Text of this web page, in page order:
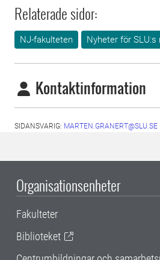
Relaterade sidor:
NJ-fakulteten Nyheter för SLU:s
Kontaktinformation
SIDANSVARIG: MARTEN.GRANERT@SLU.SE
Organisationsenheter
Fakulteter
Biblioteket